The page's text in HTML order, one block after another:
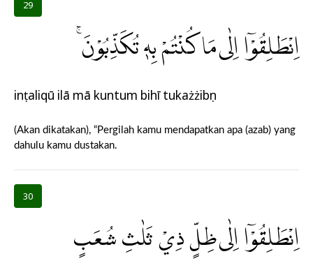
29
اِنْطَلِقُوْٓا اِلٰى مَا كُنْتُمْ بِهٖ تُكَذِّبُوْنَۚ
inṭaliqū ilā mā kuntum bihī tukażżibụn
(Akan dikatakan), “Pergilah kamu mendapatkan apa (azab) yang
dahulu kamu dustakan.
30
اِنْطَلِقُوْٓا اِلٰى ظِلٍّ ذِيْ ثَلٰثِ شُعَبٍ